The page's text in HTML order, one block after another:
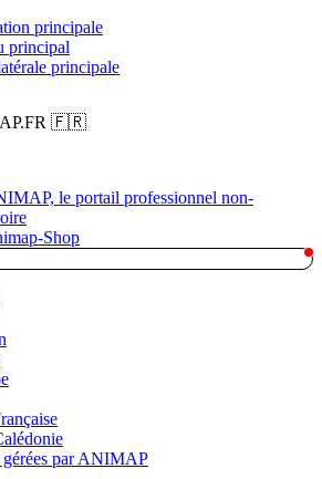
principale
principal
principale
🇫🇷
le portail professionnel non-
Shop
gérées par ANIMAP